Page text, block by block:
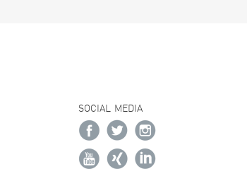
SOCIAL MEDIA